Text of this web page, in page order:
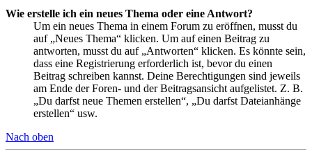
Wie erstelle ich ein neues Thema oder eine Antwort?
Um ein neues Thema in einem Forum zu eröffnen, musst du
auf „Neues Thema“ klicken. Um auf einen Beitrag zu
antworten, musst du auf „Antworten“ klicken. Es könnte sein,
dass eine Registrierung erforderlich ist, bevor du einen
Beitrag schreiben kannst. Deine Berechtigungen sind jeweils
am Ende der Foren- und der Beitragsansicht aufgelistet. Z. B.
„Du darfst neue Themen erstellen“, „Du darfst Dateianhänge
erstellen“ usw.
Nach oben